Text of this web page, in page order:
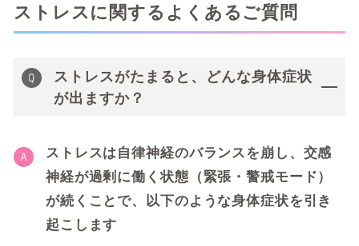
ストレスに関するよくあるご質問
ストレスがたまると、どんな身体症状
が出ますか？
ストレスは自律神経のバランスを崩し、交感
神経が過剰に働く状態（緊張・警戒モード）
が続くことで、以下のような身体症状を引き
起こします